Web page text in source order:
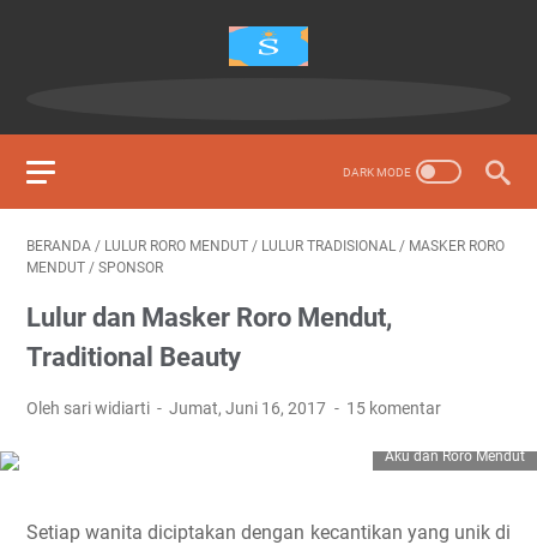
BERANDA / LULUR RORO MENDUT / LULUR TRADISIONAL / MASKER RORO
MENDUT / SPONSOR
Lulur dan Masker Roro Mendut,
Traditional Beauty
Oleh sari widiarti Jumat, Juni 16, 2017 15 komentar
Aku dan Roro Mendut
Setiap wanita diciptakan dengan kecantikan yang unik di